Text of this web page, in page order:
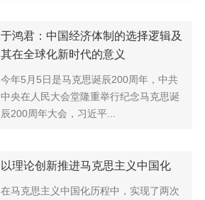
于鸿君：中国经济体制的选择逻辑及
其在全球化新时代的意义
今年5月5日是马克思诞辰200周年，中共
中央在人民大会堂隆重举行纪念马克思诞
辰200周年大会，习近平...
以理论创新推进马克思主义中国化
在马克思主义中国化历程中，实现了两次